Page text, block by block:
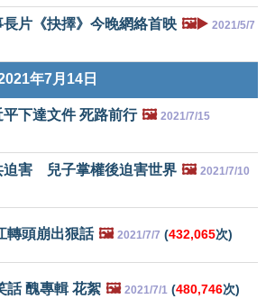
片《抉擇》今晚網絡首映 🖼️▶️ 2021/5/7
年7月14日
下達文件 死路前行 🖼️ 2021/7/15
迫害 兒子掌權後迫害世界 🖼️ 2021/7/10
轉頭崩出狠話 🖼️ 2021/7/7 (432,065次)
話 醜專輯 花絮 🖼️ 2021/7/1 (480,746次)